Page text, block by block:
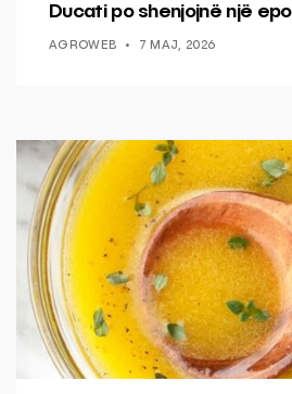
Ducati po shenjojnë një
AGROWEB 7 MAJ, 2026